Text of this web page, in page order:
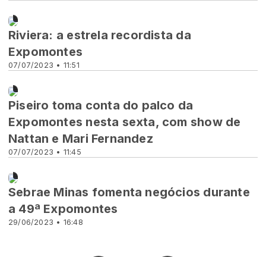
07/07/2023 • 11:51
Riviera: a estrela recordista da
Expomontes
07/07/2023 • 11:45
Piseiro toma conta do palco da
Expomontes nesta sexta, com show de
Nattan e Mari Fernandez
29/06/2023 • 16:48
Sebrae Minas fomenta negócios durante
a 49ª Expomontes